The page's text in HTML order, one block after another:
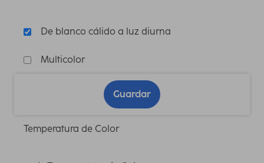
De blanco cálido a luz diurna
Multicolor
Guardar
Temperatura de Color